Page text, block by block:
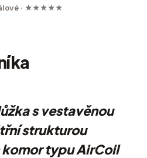
· ★★★★★
s vestavěnou
strukturou
typu AirCoil